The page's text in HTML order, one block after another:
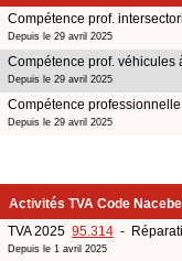
Compétence prof.
Depuis le 29 avril 2025
Compétence prof. véhicules
Depuis le 29 avril 2025
Compétence
Depuis le 29 avril 2025
Activités TVA Code
TVA 2025 95.314 -
Depuis le 1 avril 2025